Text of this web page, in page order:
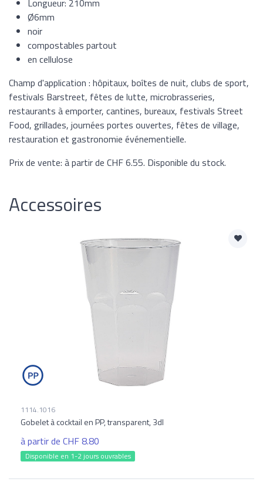
Longueur: 210mm
Ø6mm
noir
compostables partout
en cellulose
Champ d'application : hôpitaux, boîtes de nuit, clubs de sport,
festivals Barstreet, fêtes de lutte, microbrasseries,
restaurants à emporter, cantines, bureaux, festivals Street
Food, grillades, journées portes ouvertes, fêtes de village,
restauration et gastronomie événementielle.
Prix de vente: à partir de CHF 6.55. Disponible du stock.
Accessoires
1114.1016
Gobelet à cocktail en PP, transparent, 3dl
à partir de CHF 8.80
Disponible en 1-2 jours ouvrables